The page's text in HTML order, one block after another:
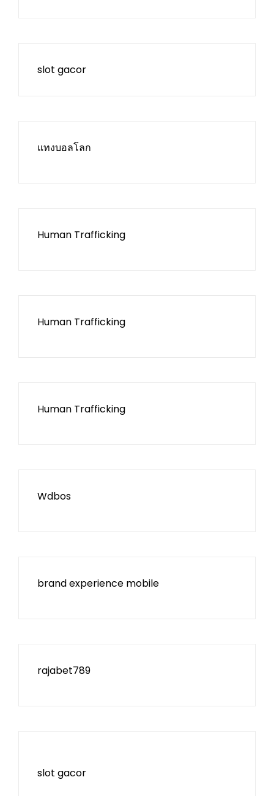
slot gacor
แทงบอลโลก
Human Trafficking
Human Trafficking
Human Trafficking
Wdbos
brand experience mobile
rajabet789
slot gacor